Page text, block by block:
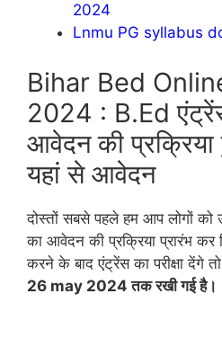
2024
Lnmu PG syllabus
Bihar Bed
2024 : B.Ed एंट्रेंस
आवेदन की प्रक्रिया
यहां से आवेदन
दोस्तों सबसे पहले हम आप लोगों को
का आवेदन की प्रक्रिया प्रारंभ
करने के बाद एंट्रेंस का परीक्षा देंगे
26 may 2024 तक रखी गई है।